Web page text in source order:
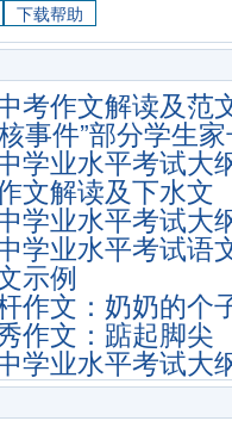
下载帮助
考作文解读及范
事件”部分学生
学业水平考试大
文解读及下水文
学业水平考试大
学业水平考试语
示例
作文：奶奶的个
作文：踮起脚尖
学业水平考试大